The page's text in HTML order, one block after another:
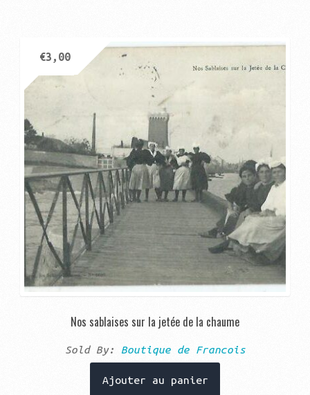
Nos sablaises sur la jetée de la chaume
€3,00
Sold By: Boutique de Francois
Ajouter au panier